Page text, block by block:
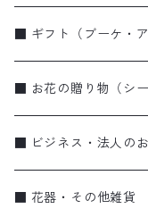
■ ギフト（ブーケ・ア
ブーケ・花束
アレンジメント
季節のギフト（リース
■ お花の贈り物（シー
お誕生日
お祝い・特別な日に
■ ビジネス・法人の
蘭
■ 花器・その他雑貨